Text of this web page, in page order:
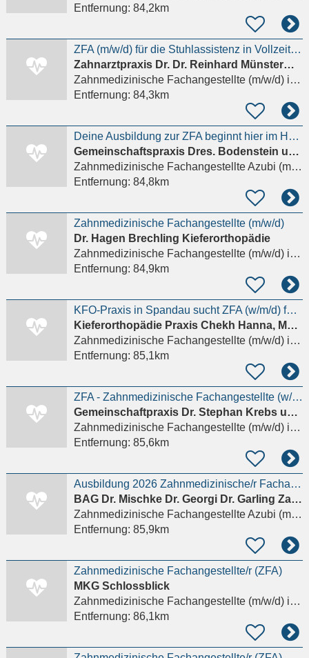
Entfernung: 84,2km
ZFA (m/w/d) für die Stuhlassistenz in Vollzeit ab sofort
Zahnarztpraxis Dr. Dr. Reinhard Münstermann
Zahnmedizinische Fachangestellte (m/w/d)in Berlin
Entfernung: 84,3km
Deine Ausbildung zur ZFA beginnt hier im Herzen der Altstadt Spandau Details anzeigen
Gemeinschaftspraxis Dres. Bodenstein und Dr. Lesche
Zahnmedizinische Fachangestellte Azubi (m/w/d)
Entfernung: 84,8km
Zahnmedizinische Fachangestellte (m/w/d)
Dr. Hagen Brechling Kieferorthopädie
Zahnmedizinische Fachangestellte (m/w/d)in Berlin
Entfernung: 84,9km
KFO-Praxis in Spandau sucht ZFA (w/m/d) für die Assistenz Details anzeigen
Kieferorthopädie Praxis Chekh Hanna, MSc. Kieferorthopädie George
Zahnmedizinische Fachangestellte (m/w/d)in Berlin
Entfernung: 85,1km
ZFA - Zahnmedizinische Fachangestellte (w/m/d)
Gemeinschaftpraxis Dr. Stephan Krebs und Dr. Julia Ribbat
Zahnmedizinische Fachangestellte (m/w/d)in Lüchow (Wendland)
Entfernung: 85,6km
Ausbildung 2026 Zahnmedizinische/r Fachangestellte/r (m/w/d)
BAG Dr. Mischke Dr. Georgi Dr. Garling Zahnärzte
Zahnmedizinische Fachangestellte Azubi (m/w/d)
Entfernung: 85,9km
Zahnmedizinische Fachangestellte/r (ZFA)
MKG Schlossblick
Zahnmedizinische Fachangestellte (m/w/d)in Schwerin
Entfernung: 86,1km